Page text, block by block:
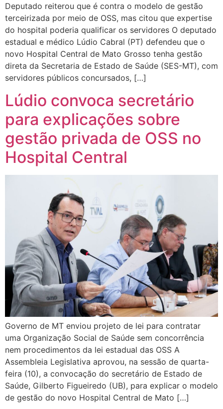
Deputado reiterou que é contra o modelo de gestão
terceirizada por meio de OSS, mas citou que expertise
do hospital poderia qualificar os servidores O deputado
estadual e médico Lúdio Cabral (PT) defendeu que o
novo Hospital Central de Mato Grosso tenha gestão
direta da Secretaria de Estado de Saúde (SES-MT), com
servidores públicos concursados, […]
Lúdio convoca secretário
para explicações sobre
gestão privada de OSS no
Hospital Central
Governo de MT enviou projeto de lei para contratar
uma Organização Social de Saúde sem concorrência
nem procedimentos da lei estadual das OSS A
Assembleia Legislativa aprovou, na sessão de quarta-
feira (10), a convocação do secretário de Estado de
Saúde, Gilberto Figueiredo (UB), para explicar o modelo
de gestão do novo Hospital Central de Mato […]